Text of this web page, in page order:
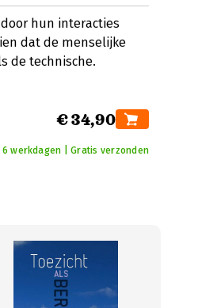
hun interacties
dat de menselijke
de technische.
€ 34,90
werkdagen | Gratis verzonden